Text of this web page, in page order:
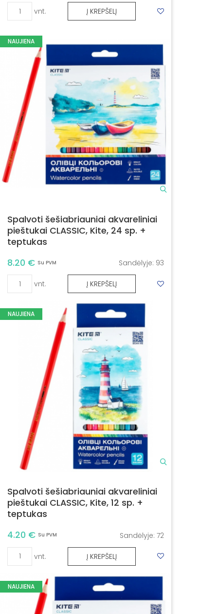
vnt. Į KREPŠELĮ
NAUJIENA
Spalvoti šešiabriauniai akvareliniai
pieštukai CLASSIC, Kite, 24 sp. +
teptukas
8.20 € Su PVM Sandėlyje: 93
vnt. Į KREPŠELĮ
NAUJIENA
Spalvoti šešiabriauniai akvareliniai
pieštukai CLASSIC, Kite, 12 sp. +
teptukas
4.20 € Su PVM Sandėlyje: 72
vnt. Į KREPŠELĮ
NAUJIENA